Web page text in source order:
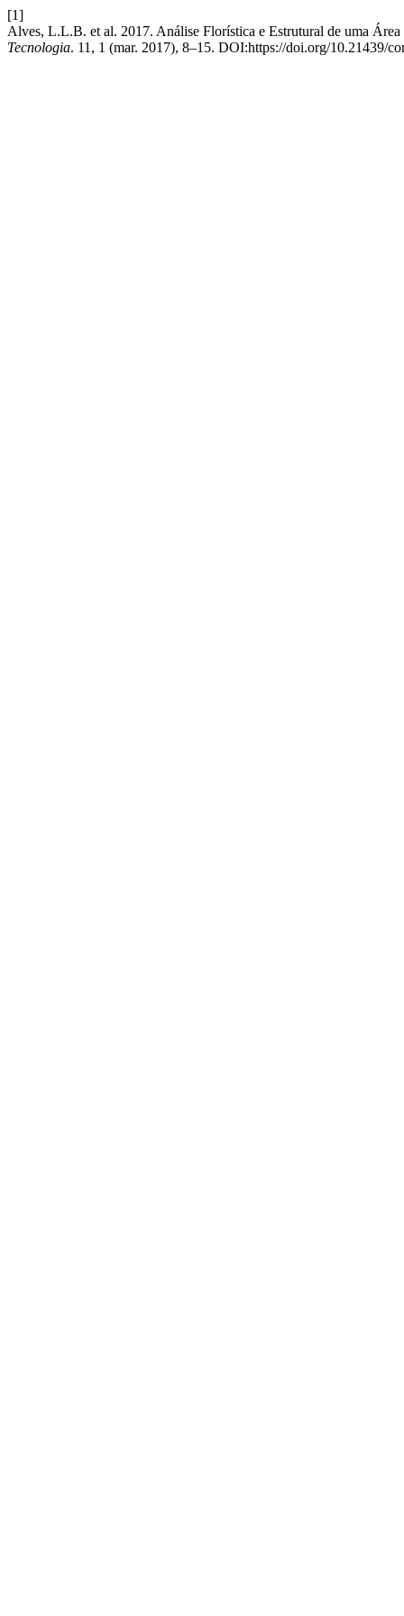
[1]
Alves, L.L.B. et al. 2017. Análise Florística e Estrutural de uma
Tecnologia. 11, 1 (mar. 2017), 8–15. DOI:https://doi.org/10.21439/